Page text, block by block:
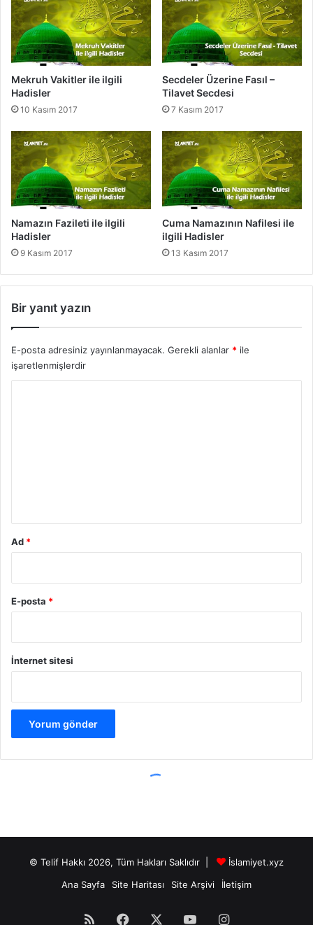
© Telif Hakkı 2026, Tüm Hakları Saklıdır |
İslamiyet.xyz
Ana Sayfa
Site Haritası Site Arşivi İletişim
RSS Facebook YouTubeInstagram